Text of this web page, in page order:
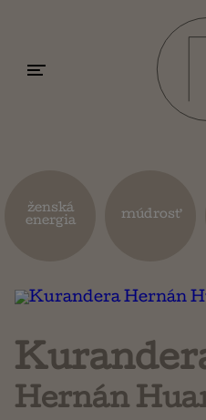
ženská
energia
múdrosť
Hernán